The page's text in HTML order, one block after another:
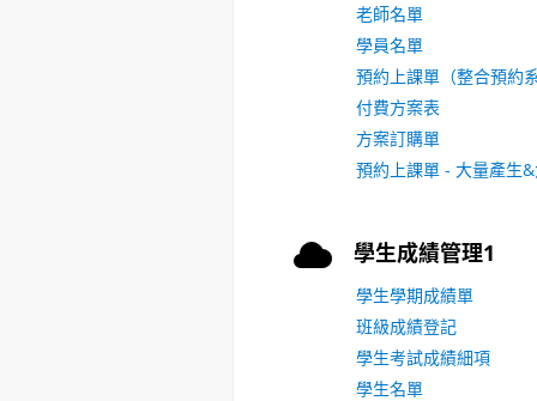
老師名單
學員名單
預約上課單（整合預約
付費方案表
方案訂購單
預約上課單 - 大量產生
學生成績管理1
學生學期成績單
班級成績登記
學生考試成績細項
學生名單